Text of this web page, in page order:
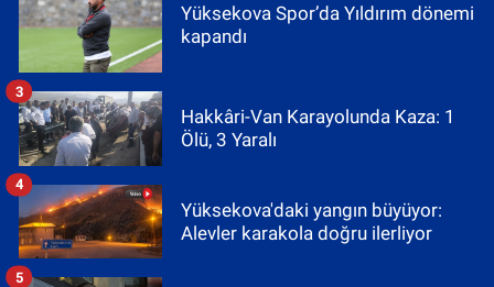
Yüksekova Spor’da Yıldırım dönemi
kapandı
Hakkâri-Van Karayolunda Kaza: 1
Ölü, 3 Yaralı
3
Yüksekova'daki yangın büyüyor:
Alevler karakola doğru ilerliyor
4
5